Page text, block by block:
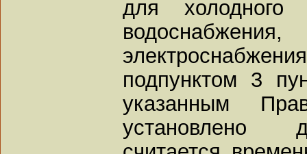
для холодного
подпунктом 3
указанным
установлено